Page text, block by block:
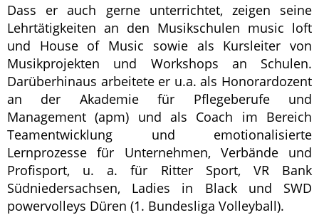
Dass er auch gerne unterrichtet, zeigen seine
Lehrtätigkeiten an den Musikschulen music loft
und House of Music sowie als Kursleiter von
Musikprojekten und Workshops an Schulen.
Darüberhinaus arbeitete er u.a. als Honorardozent
an der Akademie für Pflegeberufe und
Management (apm) und als Coach im Bereich
Teamentwicklung und emotionalisierte
Lernprozesse für Unternehmen, Verbände und
Profisport, u. a. für Ritter Sport, VR Bank
Südniedersachsen, Ladies in Black und SWD
powervolleys Düren (1. Bundesliga Volleyball).